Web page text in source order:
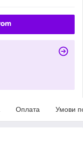
Оплата Умови